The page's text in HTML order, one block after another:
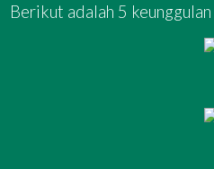
Berikut adalah 5